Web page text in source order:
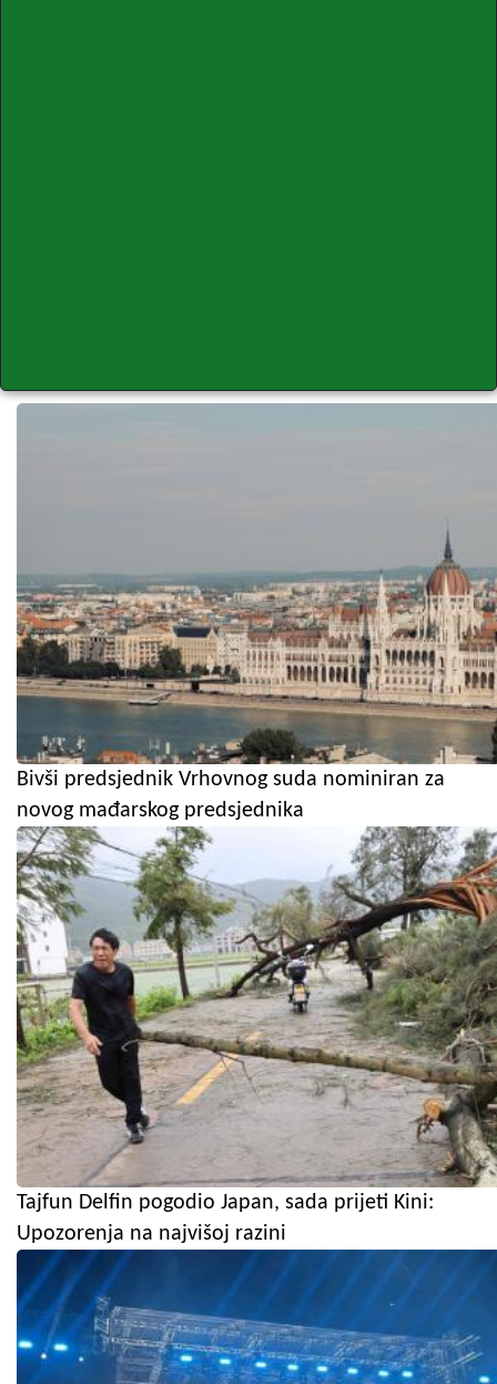
Bivši predsjednik Vrhovnog suda nominiran za
novog mađarskog predsjednika
Tajfun Delfin pogodio Japan, sada prijeti Kini:
Upozorenja na najvišoj razini